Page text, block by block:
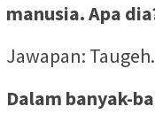
manusia. Apa
Jawapan: Taugeh.
Dalam banyak-